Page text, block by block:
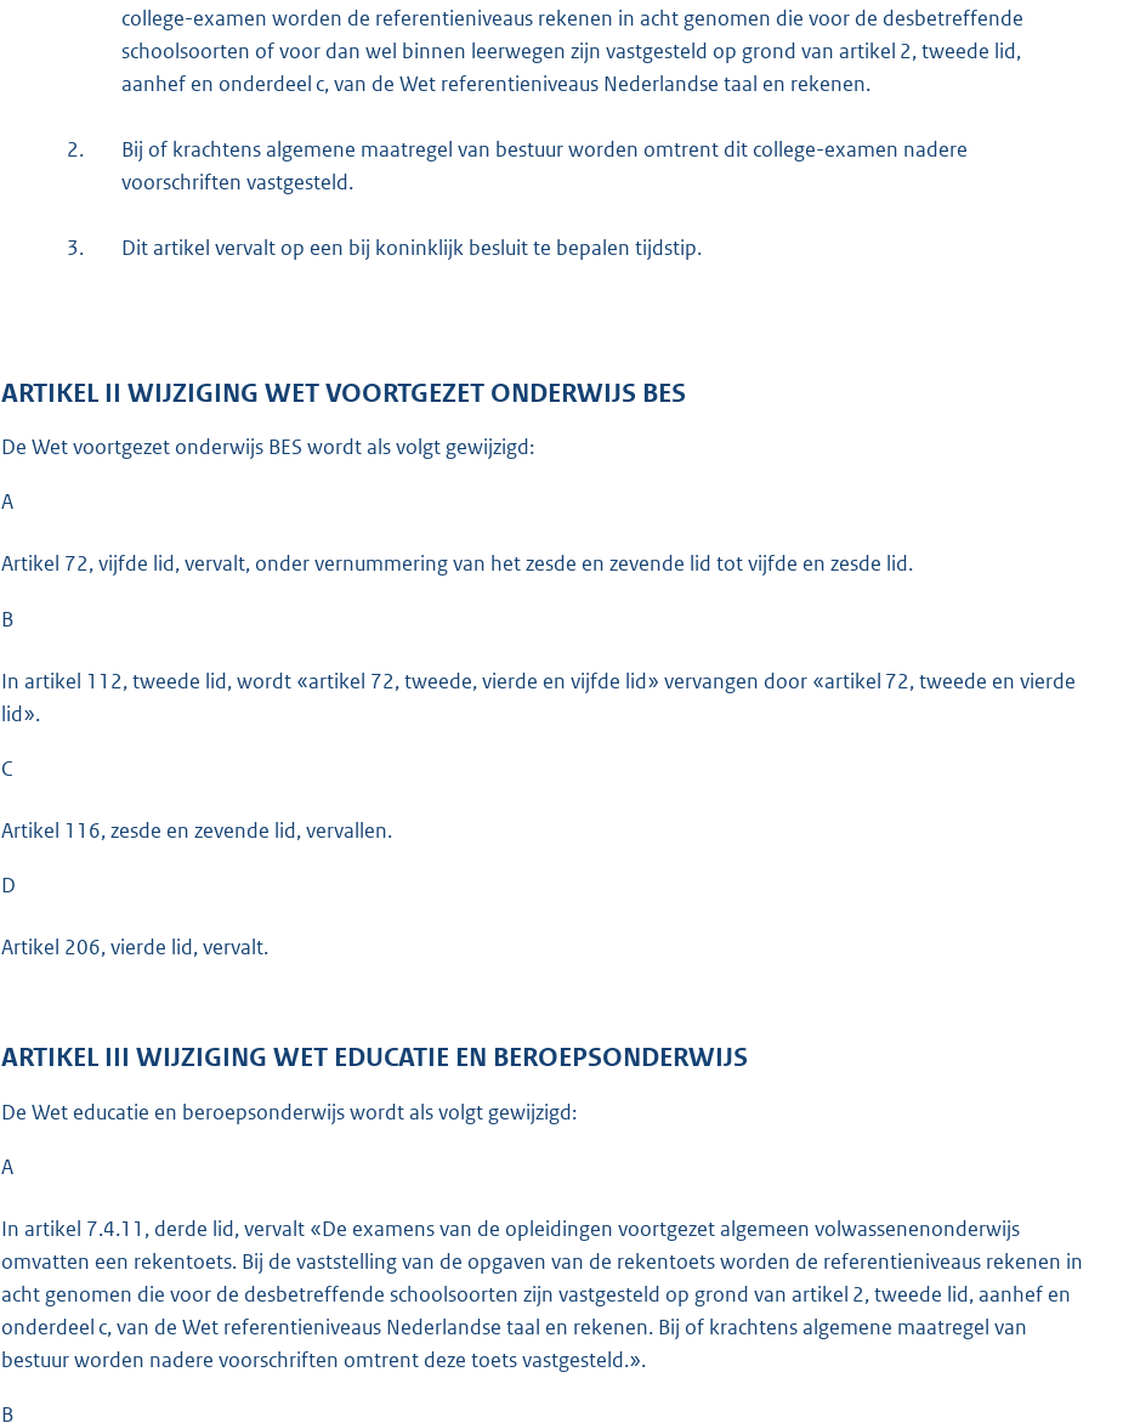
college-examen worden de referentieniveaus rekenen in acht genomen die voor de desbetreffende
schoolsoorten of voor dan wel binnen leerwegen zijn vastgesteld op grond van artikel 2, tweede lid,
aanhef en onderdeel c, van de Wet referentieniveaus Nederlandse taal en rekenen.
2.
Bij of krachtens algemene maatregel van bestuur worden omtrent dit college-examen nadere
voorschriften vastgesteld.
3. Dit artikel vervalt op een bij koninklijk besluit te bepalen tijdstip.
ARTIKEL II WIJZIGING WET VOORTGEZET ONDERWIJS BES
De Wet voortgezet onderwijs BES wordt als volgt gewijzigd:
A
Artikel 72, vijfde lid, vervalt, onder vernummering van het zesde en zevende lid tot vijfde en zesde lid.
B
In artikel 112, tweede lid, wordt «artikel 72, tweede, vierde en vijfde lid» vervangen door «artikel 72, tweede en vierde
lid».
C
Artikel 116, zesde en zevende lid, vervallen.
D
Artikel 206, vierde lid, vervalt.
ARTIKEL III WIJZIGING WET EDUCATIE EN BEROEPSONDERWIJS
De Wet educatie en beroepsonderwijs wordt als volgt gewijzigd:
A
In artikel 7.4.11, derde lid, vervalt «De examens van de opleidingen voortgezet algemeen volwassenenonderwijs
omvatten een rekentoets. Bij de vaststelling van de opgaven van de rekentoets worden de referentieniveaus rekenen in
acht genomen die voor de desbetreffende schoolsoorten zijn vastgesteld op grond van artikel 2, tweede lid, aanhef en
onderdeel c, van de Wet referentieniveaus Nederlandse taal en rekenen. Bij of krachtens algemene maatregel van
bestuur worden nadere voorschriften omtrent deze toets vastgesteld.».
B